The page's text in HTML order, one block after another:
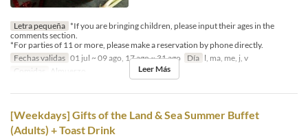
Letra pequeña *If you are bringing children, please input their ages in the
comments section.
*For parties of 11 or more, please make a reservation by phone directly.
Fechas validas 01 jul ~ 09 ago, 17 ago ~ 31 ago Día l, ma, me, j, v
Comidas
Almuerzo Leer Más
[Weekdays] Gifts of the Land & Sea Summer Buffet
(Adults) + Toast Drink